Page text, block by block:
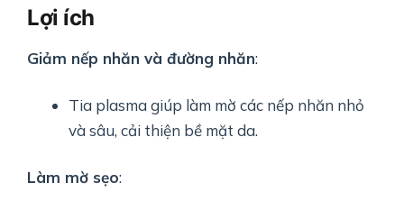
Lợi ích
Giảm nếp nhăn và đường nhăn:
Tia plasma giúp làm mờ các nếp nhăn nhỏ
và sâu, cải thiện bề mặt da.
Làm mờ sẹo: